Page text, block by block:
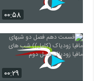
۰۰:۵۸
۰۰:۲۹